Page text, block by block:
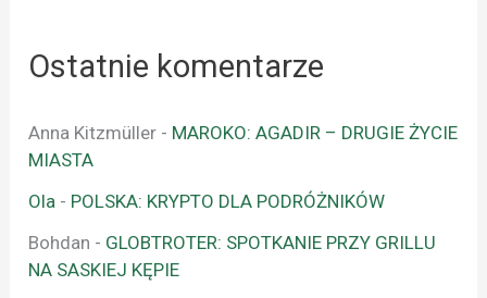
Ostatnie komentarze
Anna Kitzmüller - MAROKO: AGADIR – DRUGIE ŻYCIE
MIASTA
Ola - POLSKA: KRYPTO DLA PODRÓŻNIKÓW
Bohdan - GLOBTROTER: SPOTKANIE PRZY GRILLU
NA SASKIEJ KĘPIE